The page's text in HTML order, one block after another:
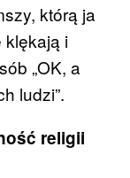
którą ja
klękają i
„OK, a
ludzi”.
religii